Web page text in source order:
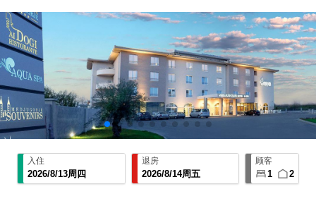
入住
2026/8/13周四
退房
2026/8/14周五
顾客
1 2